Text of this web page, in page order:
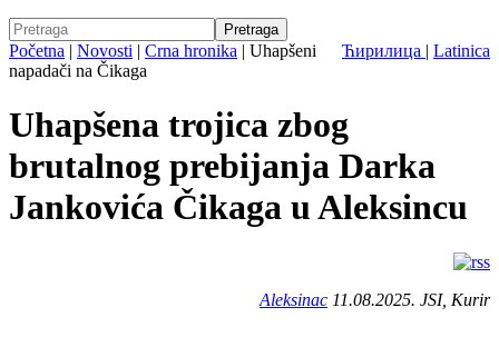
Ћирилица | Latinica
Početna | Novosti | Crna hronika | Uhapšeni
napadači na Čikaga
Uhapšena trojica zbog
brutalnog prebijanja Darka
Jankovića Čikaga u Aleksincu
Aleksinac 11.08.2025. JSI, Kurir